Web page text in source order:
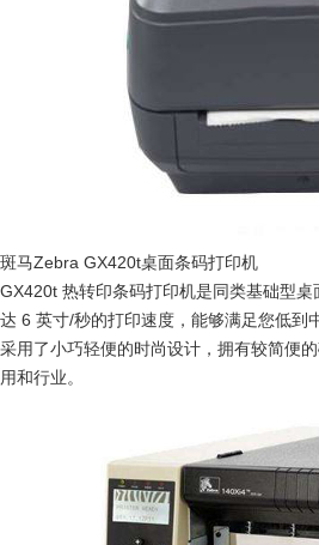
斑马Zebra GX420t桌面条码打印机
GX420t 热转印条码打印机是同类基础型
达 6 英寸/秒的打印速度，能够满足您低到
采用了小巧轻便的时尚设计，拥有较简便
用和行业。